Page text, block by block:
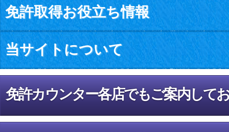
免許取得お役立ち情報
当サイトについて
免許カウンター各店でもご案内して